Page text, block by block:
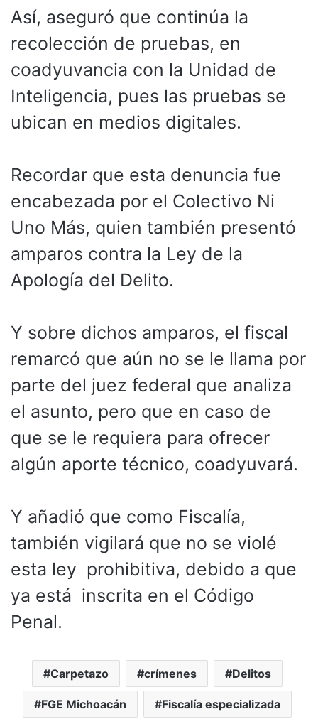
Así, aseguró que continúa la
recolección de pruebas, en
coadyuvancia con la Unidad de
Inteligencia, pues las pruebas se
ubican en medios digitales.
Recordar que esta denuncia fue
encabezada por el Colectivo Ni
Uno Más, quien también presentó
amparos contra la Ley de la
Apología del Delito.
Y sobre dichos amparos, el fiscal
remarcó que aún no se le llama por
parte del juez federal que analiza
el asunto, pero que en caso de
que se le requiera para ofrecer
algún aporte técnico, coadyuvará.
Y añadió que como Fiscalía,
también vigilará que no se violé
esta ley prohibitiva, debido a que
ya está inscrita en el Código
Penal.
Carpetazo crímenes Delitos
FGE Michoacán Fiscalía especializada